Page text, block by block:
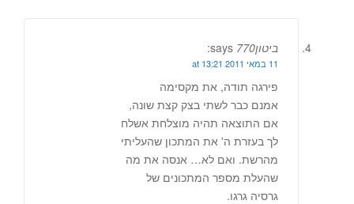
ביטון770 says:
11 במאי 2011 at 13:21
פירגה תודה, את מקסימה
אמנם כבר לשתי בצק קצת שונה,
אם התוצאה תהיה מוצלחת אשלח
לך בעזרת ה' את המתכון שהעליתי
מהרשת. ואם לא… אנסה את מה
שהעלת מספר המתכונים של
גרסיה גרגו.